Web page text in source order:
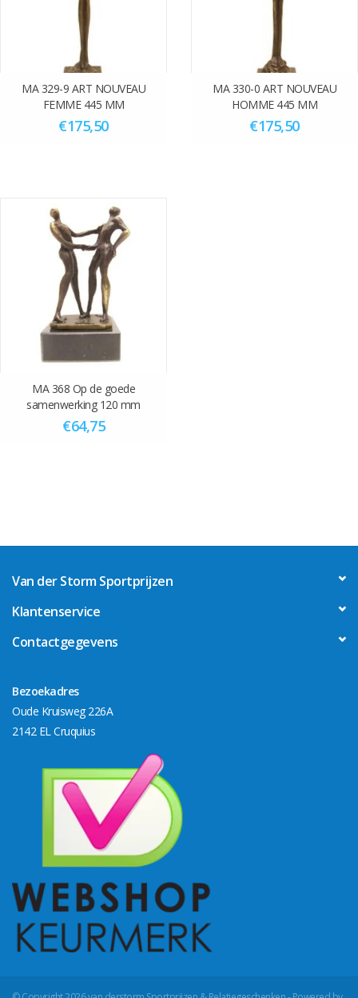
MA 329-9 ART NOUVEAU
FEMME 445 MM
€175,50
MA 330-0 ART NOUVEAU
HOMME 445 MM
€175,50
MA 368 Op de goede
samenwerking 120 mm
€64,75
Van der Storm Sportprijzen
Klantenservice
Contactgegevens
Bezoekadres
Oude Kruisweg 226A
2142 EL Cruquius